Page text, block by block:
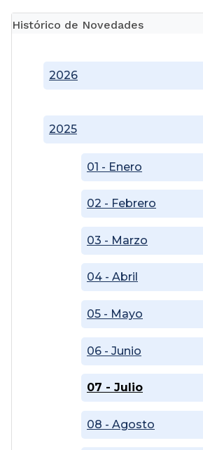
Histórico de Novedades
2025
01 - Enero
02 - Febrero
03 - Marzo
04 - Abril
05 - Mayo
06 - Junio
07 - Julio
08 - Agosto
2026